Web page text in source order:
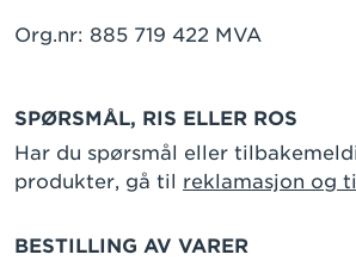
Org.nr: 885 719 422 MVA
SPØRSMÅL, RIS ELLER ROS
Har du spørsmål eller
produkter, gå til reklamasjon og
BESTILLING AV VARER